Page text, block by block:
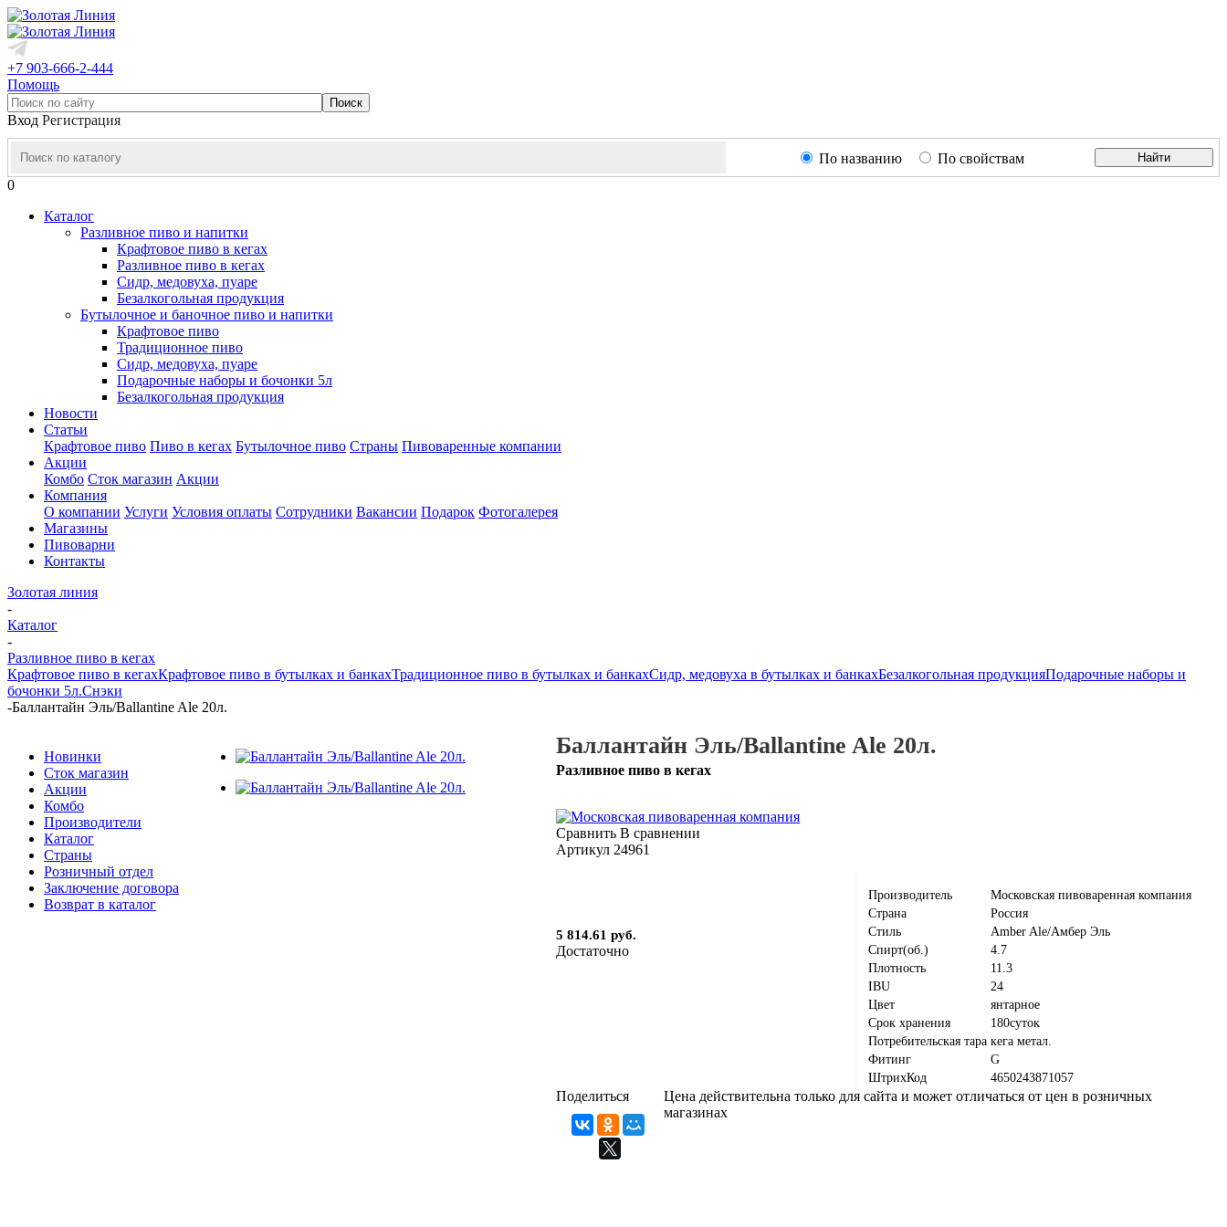
+7 903-666-2-444
Помощь
Вход Регистрация
По названию По свойствам Найти
0
Каталог
Разливное пиво и напитки
Крафтовое пиво в кегах
Разливное пиво в кегах
Сидр, медовуха, пуаре
Безалкогольная продукция
Бутылочное и баночное пиво и напитки
Крафтовое пиво
Традиционное пиво
Сидр, медовуха, пуаре
Подарочные наборы и бочонки 5л
Безалкогольная продукция
Новости
Статьи
Крафтовое пиво Пиво в кегах Бутылочное пиво Страны Пивоваренные компании
Акции
Комбо Сток магазин Акции
Компания
О компании Услуги Условия оплаты Сотрудники Вакансии Подарок Фотогалерея
Магазины
Пивоварни
Контакты
Золотая линия
-
Каталог
-
Разливное пиво в кегах
Крафтовое пиво в кегахКрафтовое пиво в бутылках и банкахТрадиционное пиво в бутылках и банкахСидр, медовуха в бутылках и банкахБезалкогольная продукцияПодарочные наборы и
бочонки 5л.Снэки
-Баллантайн Эль/Ballantine Ale 20л.
Новинки
Сток магазин
Акции
Комбо
Производители
Каталог
Страны
Розничный отдел
Заключение договора
Возврат в каталог
Баллантайн Эль/Ballantine Ale 20л.
Разливное пиво в кегах
Сравнить В сравнении
Артикул 24961
5 814.61 руб.
Достаточно
Производитель
Московская пивоваренная компания
Страна
Россия
Стиль
Amber Ale/Амбер Эль
Спирт(об.)
4.7
Плотность
11.3
IBU
24
Цвет
янтарное
Срок хранения
180суток
Потребительская тара кега метал.
Фитинг
G
ШтрихКод
4650243871057
Поделиться
Цена действительна только для сайта и может отличаться от цен в розничных
магазинах